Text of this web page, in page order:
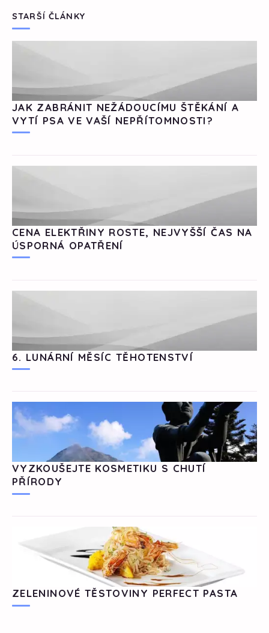
STARŠÍ ČLÁNKY
JAK ZABRÁNIT NEŽÁDOUCÍMU ŠTĚKÁNÍ A
VYTÍ PSA VE VAŠÍ NEPŘÍTOMNOSTI?
CENA ELEKTŘINY ROSTE, NEJVYŠŠÍ ČAS NA
ÚSPORNÁ OPATŘENÍ
6. LUNÁRNÍ MĚSÍC TĚHOTENSTVÍ
VYZKOUŠEJTE KOSMETIKU S CHUTÍ
PŘÍRODY
ZELENINOVÉ TĚSTOVINY PERFECT PASTA